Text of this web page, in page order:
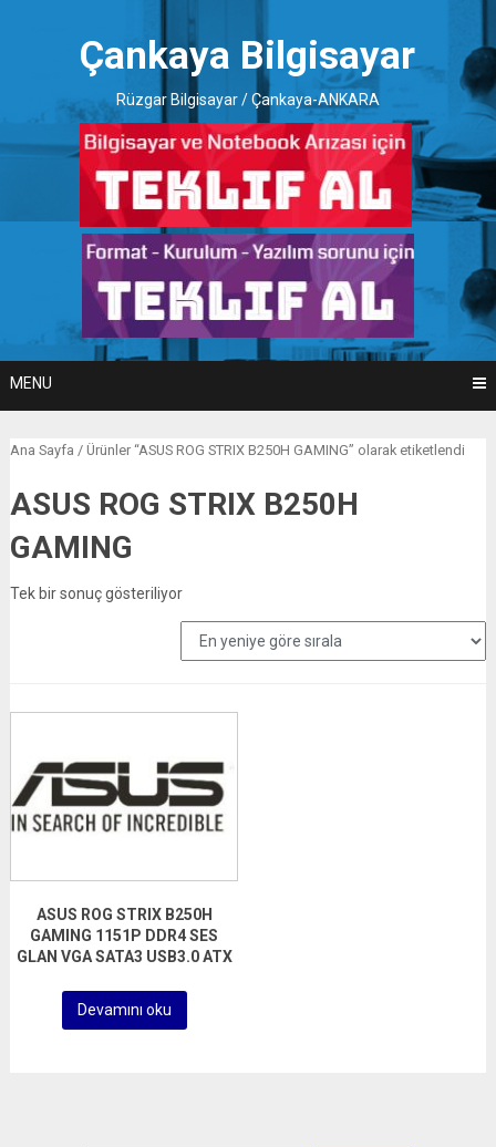
Çankaya Bilgisayar
Rüzgar Bilgisayar / Çankaya-ANKARA
MENU
Ana Sayfa / Ürünler “ASUS ROG STRIX B250H GAMING” olarak etiketlendi
ASUS ROG STRIX B250H
GAMING
Tek bir sonuç gösteriliyor
ASUS ROG STRIX B250H
GAMING 1151P DDR4 SES
GLAN VGA SATA3 USB3.0 ATX
Devamını oku